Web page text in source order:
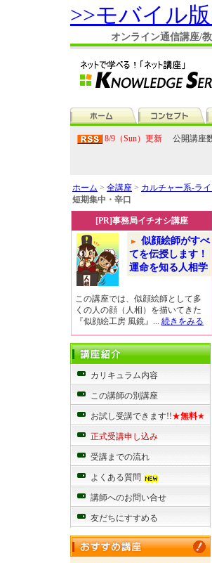
>>モバイル
オンライン通信講座/
8/9（Sun）更新 公開講座
ホーム > 全講座 > カルチャー系-ラ
短期集中・辛口
[PR]事務局イチオシ講座
似顔絵師がすべ
てを伝授します！
運命を知る人相学
この講座では、似顔絵師として多
くの人の顔（人相）を描いてきた
『似顔絵工房 風鏡』... 続きをみる
カリキュラム内容
この講師の別講座
お試し受講できます!!★無料★
正式受講申し込み
受講までの流れ
よくある質問
講師へのお問い合せ
友だちにすすめる